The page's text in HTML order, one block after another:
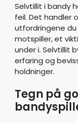
Selvtillit i bandy
feil. Det handler
utfordringene
motspiller, et
under i. Selvtillit
erfaring og
holdninger.
Tegn på